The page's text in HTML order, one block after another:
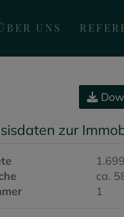
UNS
zur
ca.
1